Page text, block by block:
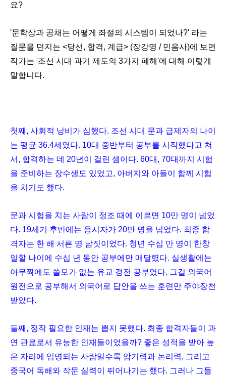
요?
'문학상과 공채는 어떻게 좌절의 시스템이 되었나?' 라는
질문을 던지는 <당선, 합격, 계급> (장강명 / 민음사)에 보면
작가는 '조선 시대 과거 제도의 3가지 폐해'에 대해 이렇게
말합니다.
첫째, 사회적 낭비가 심했다. 조선 시대 문과 급제자의 나이
는 평균 36.4세였다. 10대 중반부터 공부를 시작했다고 쳐
서, 합격하는 데 20년이 걸린 셈이다. 60대, 70대까지 시험
을 준비하는 장수생도 있었고, 아버지와 아들이 함께 시험
을 치기도 했다.
문과 시험을 치는 사람이 정조 때에 이르면 10만 명이 넘었
다. 19세기 후반에는 응시자가 20만 명을 넘었다. 최종 합
격자는 한 해 서른 명 남짓이었다. 청년 수십 만 명이 한창
일할 나이에 수십 년 동안 공부에만 매달렸다. 실생활에는
아무짝에도 쓸모가 없는 유교 경전 공부였다. 그걸 외국어
원전으로 공부해서 외국어로 답안을 쓰는 훈련만 주야장천
받았다.
둘째, 정작 필요한 인재는 뽑지 못했다. 최종 합격자들이 과
연 관료로서 유능한 인재들이었을까? 좋은 성적을 받아 높
은 자리에 임명되는 사람일수록 암기력과 논리력, 그리고
중국어 독해와 작문 실력이 뛰어나기는 했다. 그러나 그들